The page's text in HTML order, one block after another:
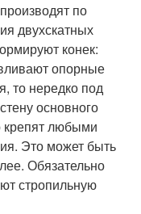
по
двухскатных
конек:
опорные
то нередко под
основного
крепят любыми
Это может быть
Обязательно
стропильную